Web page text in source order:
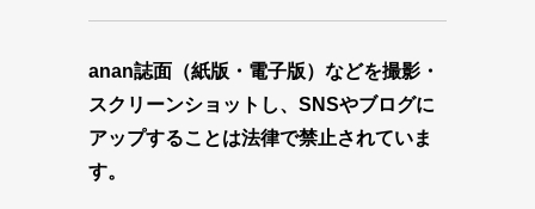
anan誌面（紙版・電子版）などを撮影・
スクリーンショットし、SNSやブログに
アップすることは法律で禁止されていま
す。